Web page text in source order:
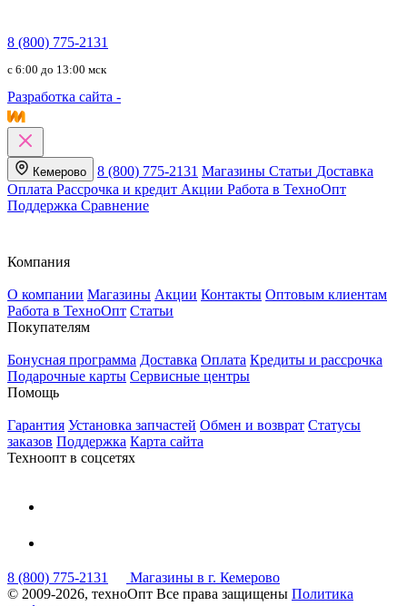
8 (800) 775-2131
c 6:00 до 13:00 мск
Разработка сайта -
Кемерово 8 (800) 775-2131 Магазины Статьи Доставка
Оплата Рассрочка и кредит Акции Работа в ТехноОпт
Поддержка Сравнение
Компания
О компании Магазины Акции Контакты Оптовым клиентам
Работа в ТехноОпт Статьи
Покупателям
Бонусная программа Доставка Оплата Кредиты и рассрочка
Подарочные карты Сервисные центры
Помощь
Гарантия Установка запчастей Обмен и возврат Статусы
заказов Поддержка Карта сайта
Техноопт в соцсетях
8 (800) 775-2131
Магазины в г. Кемерово
© 2009-2026, техноОпт Все права защищены Политика